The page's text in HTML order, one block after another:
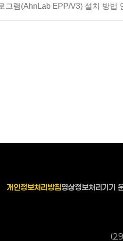
그램(AhnLab EPP/V3) 설치 방법
개인정보처리방침영상정보처리기기